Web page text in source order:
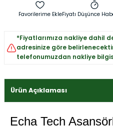
Fiyatı Düşünce
*Fiyatlarımıza nakliye dahil
adresinize göre
telefonumuzdan nakliye
Ürün Açıklaması
Echa Tech